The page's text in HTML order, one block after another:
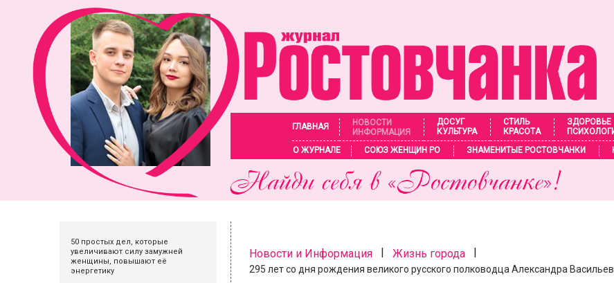
ГЛАВНАЯ
НОВОСТИ
ИНФОРМАЦИЯ
ДОСУГ
КУЛЬТУРА
СТИЛЬ
КРАСОТА
ЗДОРОВЬЕ
О ЖУРНАЛЕ
СОЮЗ ЖЕНЩИН РО ЗНАМЕНИТЫЕ РОСТОВЧАНКИ
50 простых дел, которые
увеличивают силу замужней
женщины, повышают её
энергетику
Новости и Информация| Жизнь города|
295 лет со дня рождения великого русского полководца Александра